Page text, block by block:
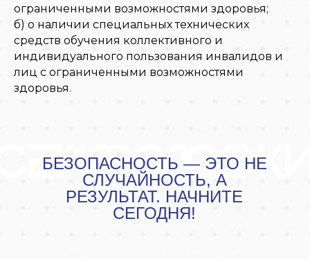
ограниченными возможностями здоровья;
б) о наличии специальных технических
средств обучения коллективного и
индивидуального пользования инвалидов и
лиц с ограниченными возможностями
здоровья.
БЕЗОПАСНОСТЬ — ЭТО НЕ
СЛУЧАЙНОСТЬ, А
РЕЗУЛЬТАТ. НАЧНИТЕ
СЕГОДНЯ!